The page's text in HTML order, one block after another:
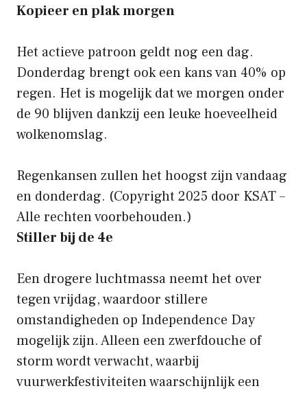
Kopieer en plak morgen
Het actieve patroon geldt nog een dag.
Donderdag brengt ook een kans van 40% op
regen. Het is mogelijk dat we morgen onder
de 90 blijven dankzij een leuke hoeveelheid
wolkenomslag.
Regenkansen zullen het hoogst zijn vandaag
en donderdag. (Copyright 2025 door KSAT –
Alle rechten voorbehouden.)
Stiller bij de 4e
Een drogere luchtmassa neemt het over
tegen vrijdag, waardoor stillere
omstandigheden op Independence Day
mogelijk zijn. Alleen een zwerfdouche of
storm wordt verwacht, waarbij
vuurwerkfestiviteiten waarschijnlijk een